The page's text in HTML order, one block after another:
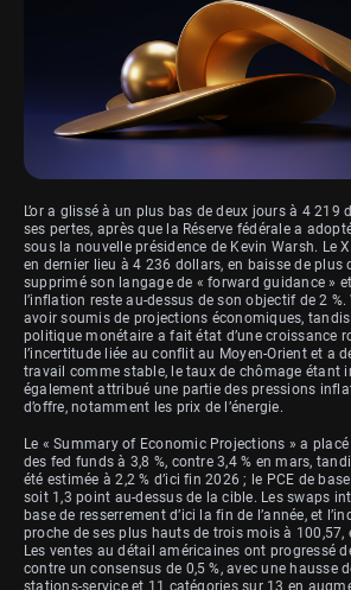
L’or a glissé à un plus bas de deux jours à 4 219
ses pertes, après que la Réserve fédérale a
sous la nouvelle présidence de Kevin Warsh. Le
en dernier lieu à 4 236 dollars, en baisse de plus
supprimé son langage de « forward guidance »
l’inflation reste au-dessus de son objectif de 2
avoir soumis de projections économiques,
politique monétaire a fait état d’une croissance
l’incertitude liée au conflit au Moyen-Orient et a
travail comme stable, le taux de chômage étant
également attribué une partie des pressions
d’offre, notamment les prix de l’énergie.
Le « Summary of Economic Projections » a
des fed funds à 3,8 %, contre 3,4 % en mars,
été estimée à 2,2 % d’ici fin 2026 ; le PCE de
soit 1,3 point au-dessus de la cible. Les swaps
base de resserrement d’ici la fin de l’année, et
proche de ses plus hauts de trois mois à 100,57,
Les ventes au détail américaines ont progressé
contre un consensus de 0,5 %, avec une hausse